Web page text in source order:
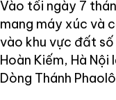
Vào tối ngày 7
mang máy xúc và
vào khu vực đất
Hoàn Kiếm, Hà
Dòng Thánh